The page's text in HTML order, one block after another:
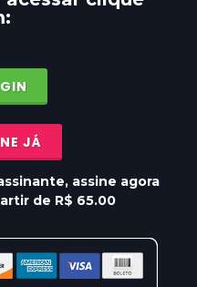
JÁ
assine agora
de R$ 65.00